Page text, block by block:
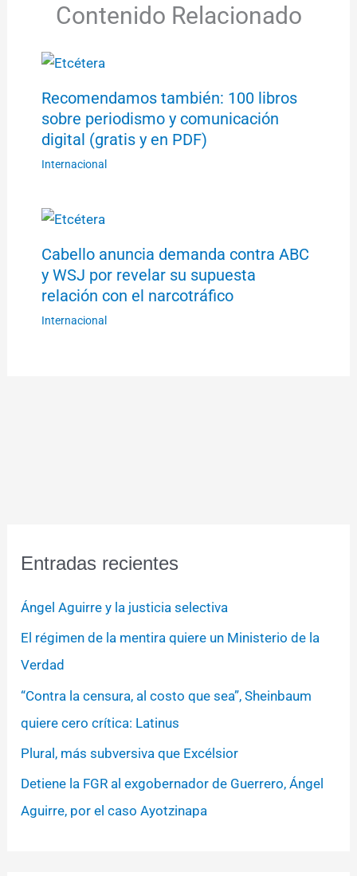
Contenido Relacionado
Recomendamos también: 100 libros
sobre periodismo y comunicación
digital (gratis y en PDF)
Internacional
Cabello anuncia demanda contra ABC
y WSJ por revelar su supuesta
relación con el narcotráfico
Internacional
Entradas recientes
Ángel Aguirre y la justicia selectiva
El régimen de la mentira quiere un Ministerio de la
Verdad
“Contra la censura, al costo que sea”, Sheinbaum
quiere cero crítica: Latinus
Plural, más subversiva que Excélsior
Detiene la FGR al exgobernador de Guerrero, Ángel
Aguirre, por el caso Ayotzinapa